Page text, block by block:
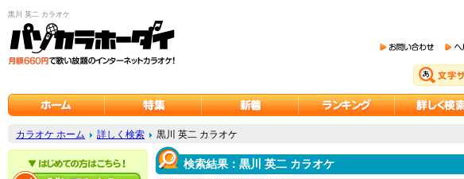
黒川 英二 カラオケ
カラオケ ホーム 詳しく検索 黒川 英二 カラオケ
検索結果：黒川 英二 カラオケ